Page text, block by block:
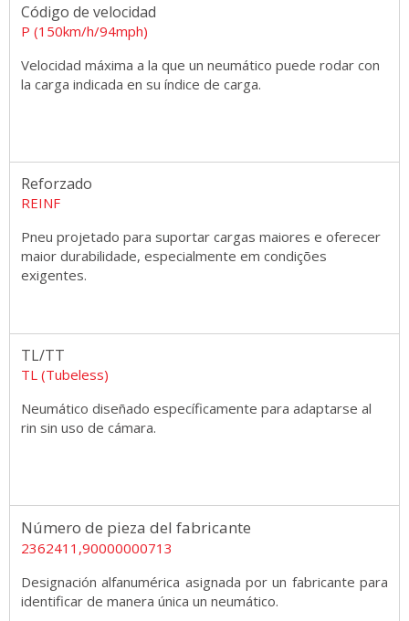
Código de velocidad
P (150km/h/94mph)
Velocidad máxima a la que un neumático puede rodar con
la carga indicada en su índice de carga.
Reforzado
REINF
Pneu projetado para suportar cargas maiores e oferecer
maior durabilidade, especialmente em condições
exigentes.
TL/TT
TL (Tubeless)
Neumático diseñado específicamente para adaptarse al
rin sin uso de cámara.
Número de pieza del fabricante
2362411,90000000713
Designación alfanumérica asignada por un fabricante para
identificar de manera única un neumático.